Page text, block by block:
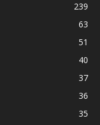
239
63
51
40
37
36
35